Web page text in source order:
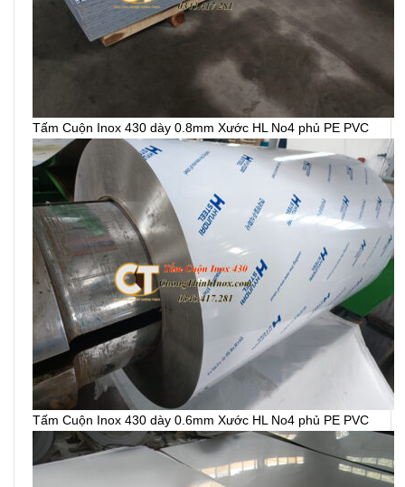
Tấm Cuộn Inox 430 dày 0.8mm Xước HL No4 phủ PE PVC
Tấm Cuộn Inox 430 dày 0.6mm Xước HL No4 phủ PE PVC